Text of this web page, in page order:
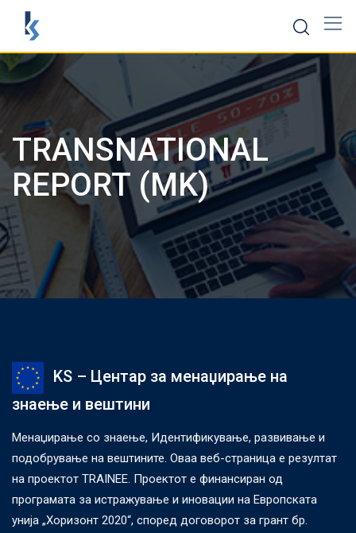
Скокни
содржината
TRANSNATIONAL
REPORT (MK)
KS – Центар за менаџирање на
знаење и вештини
Менаџирање со знаење, Идентификување, развивање и
подобрување на вештините. Оваа веб-страница е резултат
на проектот TRAINEE. Проектот е финансиран од
програмата за истражување и иновации на Европската
унија „Хоризонт 2020“, според договорот за грант бр.